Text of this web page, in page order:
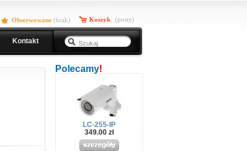
Obserwowane (brak) Koszyk (pusty)
Kontakt
Polecamy!
LC-255-IP
349.00 zł